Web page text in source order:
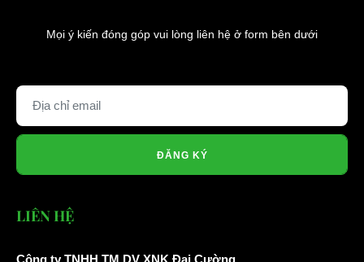
Mọi ý kiến đóng góp vui lòng liên hệ ở form bên dưới
ĐĂNG KÝ
LIÊN HỆ